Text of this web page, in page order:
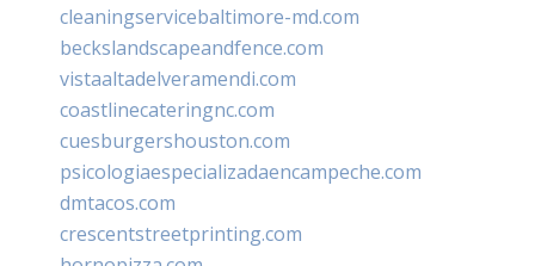
cleaningservicebaltimore-md.com
beckslandscapeandfence.com
vistaaltadelveramendi.com
coastlinecateringnc.com
cuesburgershouston.com
psicologiaespecializadaencampeche.com
dmtacos.com
crescentstreetprinting.com